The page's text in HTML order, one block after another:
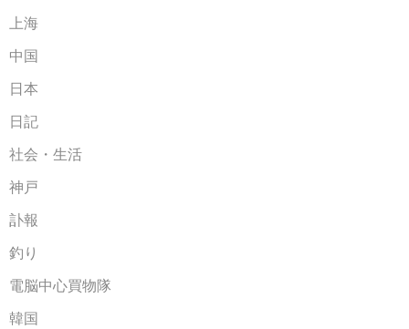
上海
中国
日本
日記
社会・生活
神戸
訃報
釣り
電脳中心買物隊
韓国